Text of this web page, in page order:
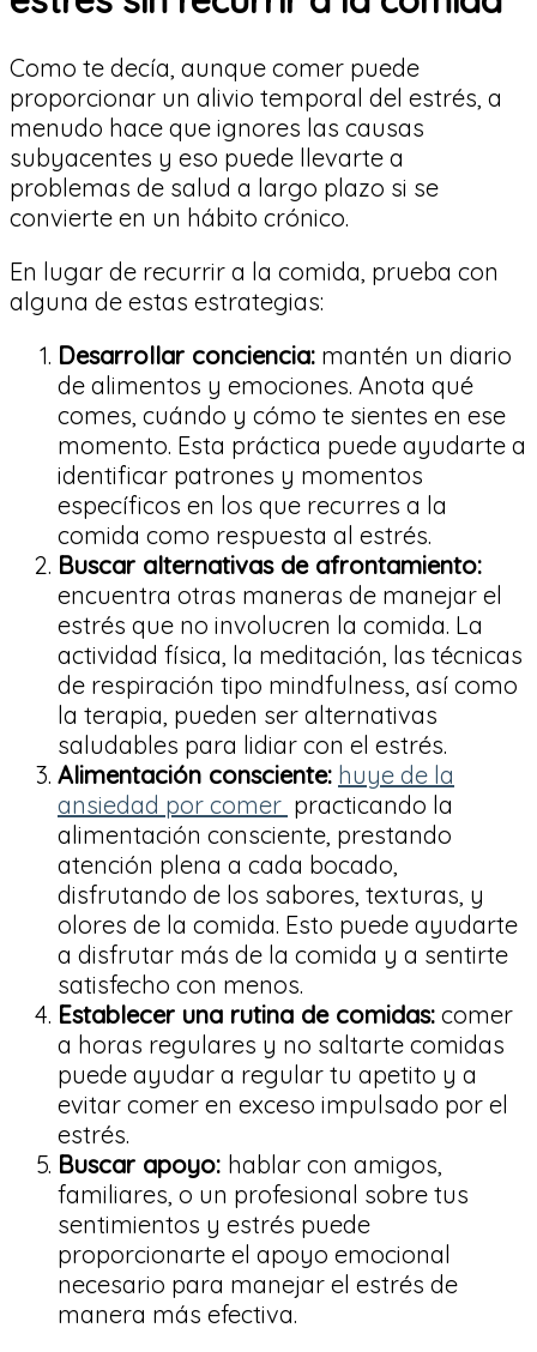
Como te decía, aunque comer puede
proporcionar un alivio temporal del estrés, a
menudo hace que ignores las causas
subyacentes y eso puede llevarte a
problemas de salud a largo plazo si se
convierte en un hábito crónico.
En lugar de recurrir a la comida, prueba con
alguna de estas estrategias:
Desarrollar conciencia: mantén un diario
de alimentos y emociones. Anota qué
comes, cuándo y cómo te sientes en ese
momento. Esta práctica puede ayudarte a
identificar patrones y momentos
específicos en los que recurres a la
comida como respuesta al estrés.
Buscar alternativas de afrontamiento:
encuentra otras maneras de manejar el
estrés que no involucren la comida. La
actividad física, la meditación, las técnicas
de respiración tipo mindfulness, así como
la terapia, pueden ser alternativas
saludables para lidiar con el estrés.
Alimentación consciente: huye de la
ansiedad por comer practicando la
alimentación consciente, prestando
atención plena a cada bocado,
disfrutando de los sabores, texturas, y
olores de la comida. Esto puede ayudarte
a disfrutar más de la comida y a sentirte
satisfecho con menos.
Establecer una rutina de comidas: comer
a horas regulares y no saltarte comidas
puede ayudar a regular tu apetito y a
evitar comer en exceso impulsado por el
estrés.
Buscar apoyo: hablar con amigos,
familiares, o un profesional sobre tus
sentimientos y estrés puede
proporcionarte el apoyo emocional
necesario para manejar el estrés de
manera más efectiva.